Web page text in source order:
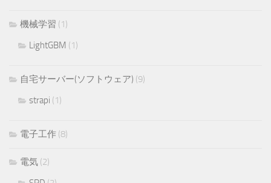
機械学習 (1)
LightGBM (1)
自宅サーバー(ソフトウェア) (9)
strapi (1)
電子工作 (8)
電気 (2)